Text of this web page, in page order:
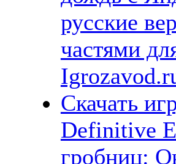
русские
частями
Скачать
Definitive
гробниц: